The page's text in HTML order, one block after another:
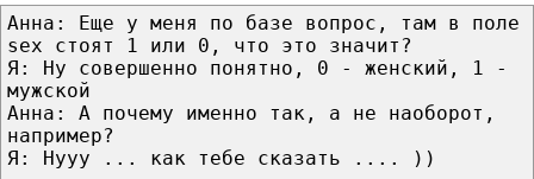
Анна: Еще у меня по базе вопрос, там в поле
sex стоят 1 или 0, что это значит?
Я: Ну совершенно понятно, 0 - женский, 1 -
мужской
Анна: А почему именно так, а не наоборот,
например?
Я: Нууу ... как тебе сказать .... ))